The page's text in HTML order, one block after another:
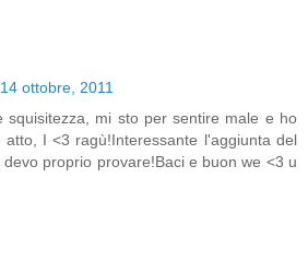
ottobre, 2011
squisitezza, mi sto per sentire male e ho
atto, I <3 ragù!Interessante l'aggiunta del
proprio provare!Baci e buon we <3 u